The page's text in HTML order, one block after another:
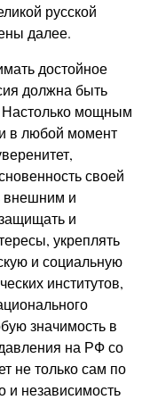
русской
далее.
достойное
должна быть
мощным
в любой момент
своей
внешним и
и
укреплять
и социальную
институтов,
значимость в
на РФ со
не только сам по
и независимость